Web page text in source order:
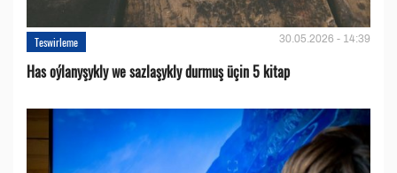
Teswirleme 30.05.2026 - 14:39
Has oýlanyşykly we sazlaşykly durmuş üçin 5 kitap